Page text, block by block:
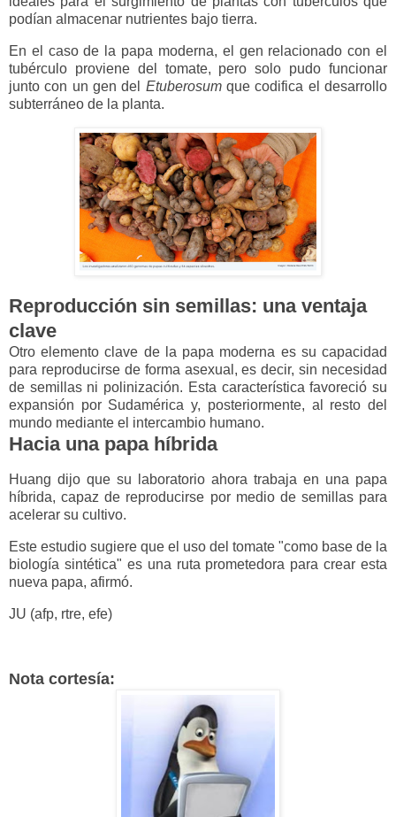
podían almacenar nutrientes bajo tierra.
En el caso de la papa moderna, el gen relacionado con el
tubérculo proviene del tomate, pero solo pudo funcionar
junto con un gen del Etuberosumque codifica el desarrollo
subterráneo de la planta.
Reproducción sin semillas: una ventaja
clave
Otro elemento clave de la papa moderna es su capacidad
para reproducirse de forma asexual, es decir, sin necesidad
de semillas ni polinización. Esta característica favoreció su
expansión por Sudamérica y, posteriormente, al resto del
mundo mediante el intercambio humano.
Hacia una papa híbrida
Huang dijo que su laboratorio ahora trabaja en una papa
híbrida, capaz de reproducirse por medio de semillas para
acelerar su cultivo.
Este estudio sugiere que el uso del tomate "como base de la
biología sintética" es una ruta prometedora para crear esta
nueva papa, afirmó.
JU (afp, rtre, efe)
Nota cortesía: